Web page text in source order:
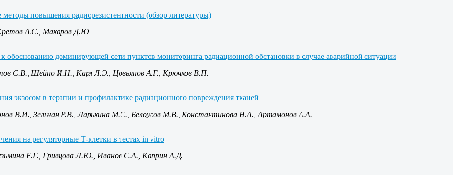
повышения радиорезистентности (обзор литературы)
А.С., Макаров Д.Ю
обоснованию доминирующей сети пунктов мониторинга радиационной обстановки в случае аварийной ситуации
С.В., Шейно И.Н., Карл Л.Э., Цовьянов А.Г., Крючков В.П.
экзосом в терапии и профилактике радиационного повреждения тканей
В.И., Зельчан Р.В., Ларькина М.С., Белоусов М.В., Константинова Н.А., Артамонов А.А.
на регуляторные Т-клетки в тестах in vitro
Е.Г., Гривцова Л.Ю., Иванов С.А., Каприн А.Д.